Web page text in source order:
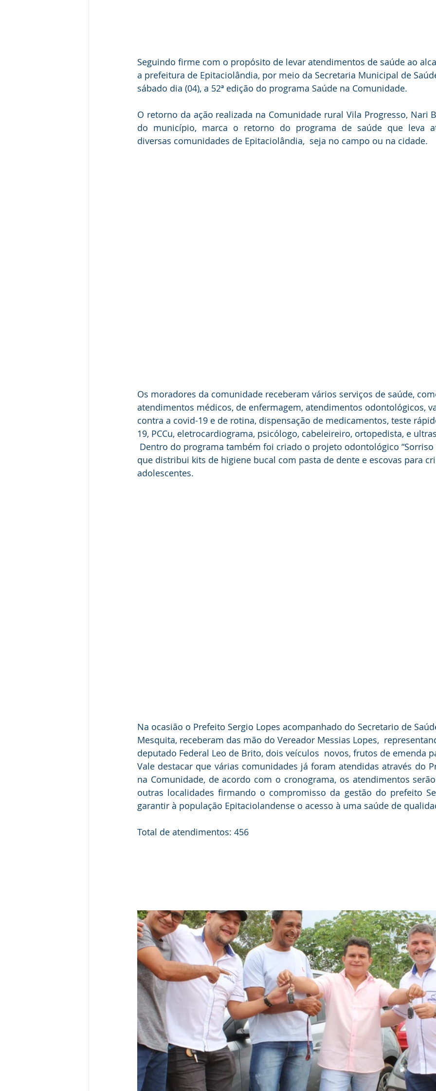
Seguindo firme com o propósito de levar atendimentos de saúde ao
a prefeitura de Epitaciolândia, por meio da Secretaria Municipal de
sábado dia (04), a 52ª edição do programa Saúde na Comunidade.
O retorno da ação realizada na Comunidade rural Vila Progresso, Nari
do município, marca o retorno do programa de saúde que leva
diversas comunidades de Epitaciolândia,  seja no campo ou na cidade.
Os moradores da comunidade receberam vários serviços de saúde,
atendimentos médicos, de enfermagem, atendimentos odontológicos,
contra a covid-19 e de rotina, dispensação de medicamentos, teste
19, PCCu, eletrocardiograma, psicólogo, cabeleireiro, ortopedista, e
que distribui kits de higiene bucal com pasta de dente e escovas para
adolescentes.
Na ocasião o Prefeito Sergio Lopes acompanhado do Secretario de
Mesquita, receberam das mão do Vereador Messias Lopes,
deputado Federal Leo de Brito, dois veículos  novos, frutos de emenda
Vale destacar que várias comunidades já foram atendidas através do
na Comunidade, de acordo com o cronograma, os atendimentos
outras localidades firmando o compromisso da gestão do prefeito
garantir à população Epitaciolandense o acesso à uma saúde de
Total de atendimentos: 456